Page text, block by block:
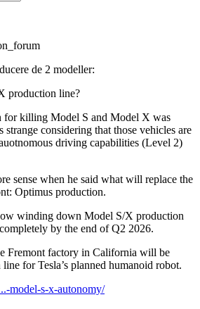
de 2 modeller:
production line?
for killing Model S and Model X was
strange considering that those vehicles are
driving capabilities (Level 2)
sense when he said what will replace the
Optimus production.
winding down Model S/X production
by the end of Q2 2026.
Fremont factory in California will be
for Tesla’s planned humanoid robot.
model-s-x-autonomy/